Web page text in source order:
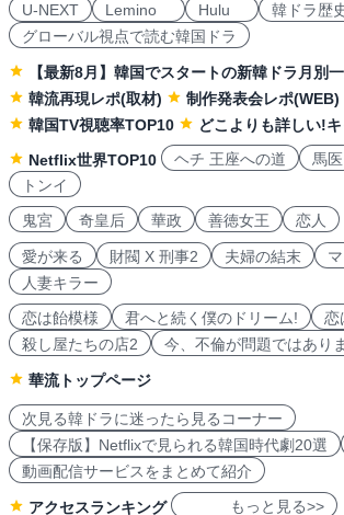
U-NEXT
Lemino Hulu
韓ドラ歴
グローバル視点で読む韓国ドラ
【最新8月】韓国でスタートの新韓ドラ月別
韓流再現レポ(取材)
制作発表会レポ(WEB)
韓国TV視聴率TOP10
どこよりも詳しい!
Netflix世界TOP10
ヘチ 王座への道 馬医
トンイ
鬼宮
奇皇后 華政 善徳女王 恋人
愛が来る 財閥 X 刑事2 夫婦の結末
人妻キラー
恋は飴模様
君へと続く僕のドリーム!
恋
殺し屋たちの店2
今、不倫が問題ではあり
華流トップページ
次見る韓ドラに迷ったら見るコーナー
【保存版】Netflixで見られる韓国時代劇20選
動画配信サービスをまとめて紹介
アクセスランキング もっと見る>>